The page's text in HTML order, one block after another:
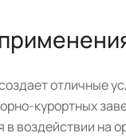
отличные
курортных
воздействии на